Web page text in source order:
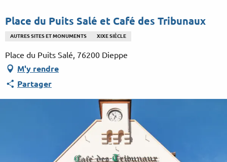
auPlace du Puits Salé et Café des Tribunaux
AUTRES SITES ET MONUMENTS XIXE SIÈCLE
Place du Puits Salé, 76200 Dieppe
M'y rendre
Partager